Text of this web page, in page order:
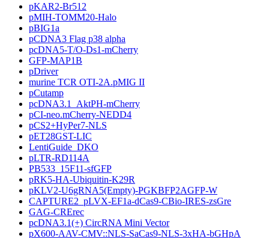
pKAR2-Br512
pMIH-TOMM20-Halo
pBIG1a
pCDNA3 Flag p38 alpha
pcDNA5-T/O-Ds1-mCherry
GFP-MAP1B
pDriver
murine TCR OTI-2A.pMIG II
pCutamp
pcDNA3.1_AktPH-mCherry
pCI-neo.mCherry-NEDD4
pCS2+HyPer7-NLS
pET28GST-LIC
LentiGuide_DKO
pLTR-RD114A
PB533_15F11-sfGFP
pRK5-HA-Ubiquitin-K29R
pKLV2-U6gRNA5(Empty)-PGKBFP2AGFP-W
CAPTURE2_pLVX-EF1a-dCas9-CBio-IRES-zsGre
GAG-CRErec
pcDNA3.1(+) CircRNA Mini Vector
pX600-AAV-CMV::NLS-SaCas9-NLS-3xHA-bGHpA